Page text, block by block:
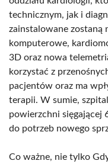
technicznym, jak i
zainstalowane zostaną
komputerowe,
3D oraz nowa
korzystać z
pacjentów oraz ma
terapii. W sumie,
powierzchni sięgającej
do potrzeb nowego
Co ważne, nie tylko